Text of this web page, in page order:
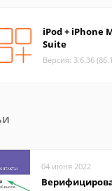
iPod + iPhone
Suite
Версия: 3.6.36
04 июня 2022